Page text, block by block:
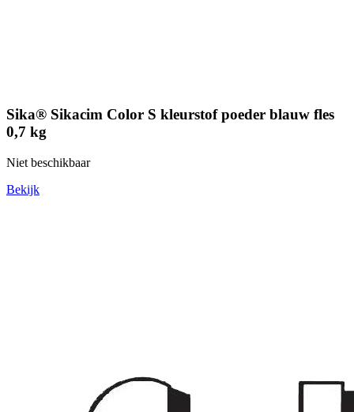
Sika® Sikacim Color S kleurstof poeder blauw fles
0,7 kg
Niet beschikbaar
Bekijk